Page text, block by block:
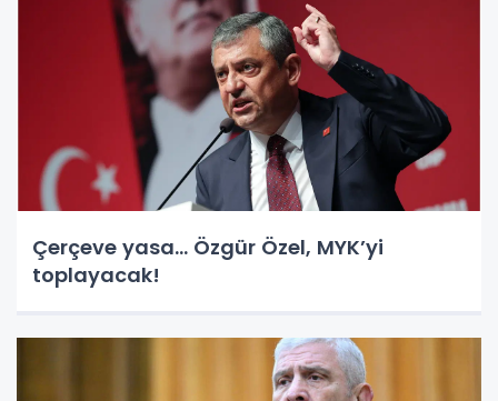
Çerçeve yasa... Özgür Özel, MYK’yi
toplayacak!